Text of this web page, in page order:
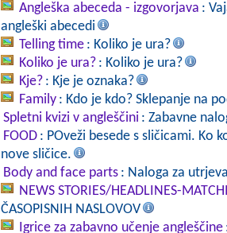
Angleška abeceda - izgovorjava :
angleški abecedi
Telling time : Koliko je ura?
Koliko je ura? : Koliko je ura?
Kje? : Kje je oznaka?
Family : Kdo je kdo? Sklepanje na
Spletni kvizi v angleščini : Zabavne
FOOD : POveži besede s sličicami. Ko
nove sličice.
Body and face parts : Naloga za
NEWS STORIES/HEADLINES-
ČASOPISNIH NASLOVOV
Igrice za zabavno učenje angleščine